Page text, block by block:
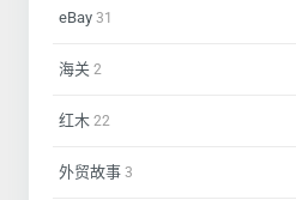
eBay 31
海关 2
红木 22
外贸故事 3